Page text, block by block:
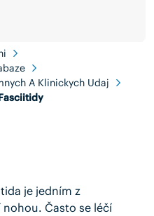
A Klinickych Udaj
je jedním z
Často se léčí